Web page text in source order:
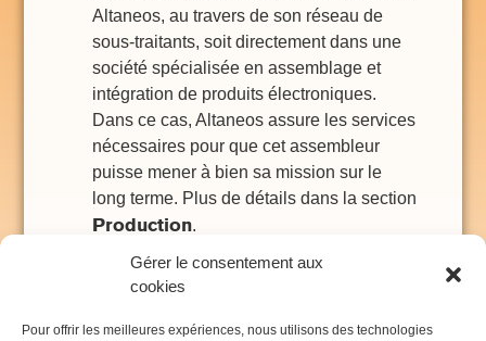
Gérer le consentement aux
cookies
Pour offrir les meilleures expériences, nous utilisons des technologies
Altaneos, au travers de son réseau de
sous-traitants, soit directement dans une
société spécialisée en assemblage et
intégration de produits électroniques.
Dans ce cas, Altaneos assure les services
nécessaires pour que cet assembleur
puisse mener à bien sa mission sur le
long terme. Plus de détails dans la section
Production.
A côté de la large gamme de services
également intervenir en consultance